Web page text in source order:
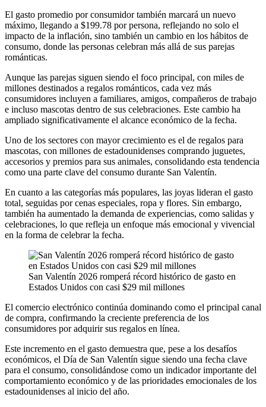
El gasto promedio por consumidor también marcará un nuevo
máximo, llegando a $199.78 por persona, reflejando no solo el
impacto de la inflación, sino también un cambio en los hábitos de
consumo, donde las personas celebran más allá de sus parejas
románticas.
Aunque las parejas siguen siendo el foco principal, con miles de
millones destinados a regalos románticos, cada vez más
consumidores incluyen a familiares, amigos, compañeros de trabajo
e incluso mascotas dentro de sus celebraciones. Este cambio ha
ampliado significativamente el alcance económico de la fecha.
Uno de los sectores con mayor crecimiento es el de regalos para
mascotas, con millones de estadounidenses comprando juguetes,
accesorios y premios para sus animales, consolidando esta tendencia
como una parte clave del consumo durante San Valentín.
En cuanto a las categorías más populares, las joyas lideran el gasto
total, seguidas por cenas especiales, ropa y flores. Sin embargo,
también ha aumentado la demanda de experiencias, como salidas y
celebraciones, lo que refleja un enfoque más emocional y vivencial
en la forma de celebrar la fecha.
San Valentín 2026 romperá récord histórico de gasto en
Estados Unidos con casi $29 mil millones
El comercio electrónico continúa dominando como el principal canal
de compra, confirmando la creciente preferencia de los
consumidores por adquirir sus regalos en línea.
Este incremento en el gasto demuestra que, pese a los desafíos
económicos, el Día de San Valentín sigue siendo una fecha clave
para el consumo, consolidándose como un indicador importante del
comportamiento económico y de las prioridades emocionales de los
estadounidenses al inicio del año.